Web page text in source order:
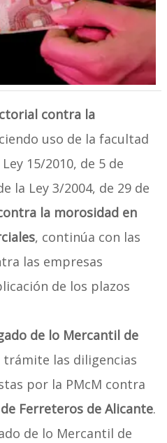
contra la
uso de la facultad
15/2010, de 5 de
la Ley 3/2004, de 29 de
la morosidad en
, continúa con las
las empresas
de los plazos
de lo Mercantil de
las diligencias
por la PMcM contra
Ferreteros de Alicante.
de lo Mercantil de